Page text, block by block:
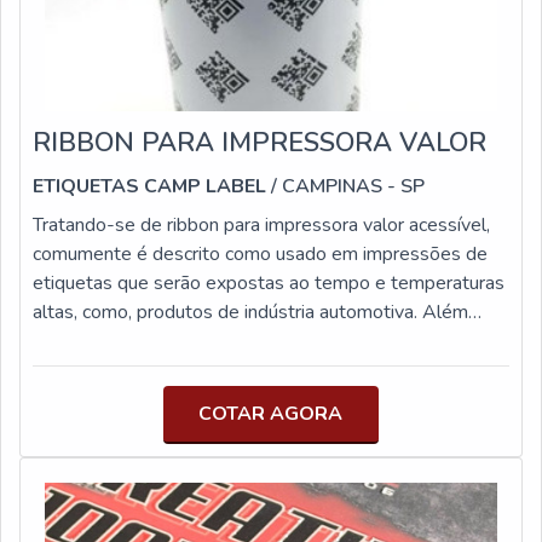
RIBBON PARA IMPRESSORA VALOR
ETIQUETAS CAMP LABEL/ CAMPINAS - SP
Tratando-se de ribbon para impressora valor acessível,
comumente é descrito como usado em impressões de
etiquetas que serão expostas ao tempo e temperaturas
altas, como, produtos de indústria automotiva. Além
experientes, o empreendimento entende a necessidade
DETALHES IMPORTANTES SOBRE O
PRODUTOProduzido em cera, resina ou misto onde, tem
como objetivo na utilização, deslizar no suporte e em
contato com o calor cabeça de impressão imprime
COTAR AGORA